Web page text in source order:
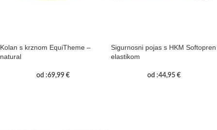
Kolan s krznom EquiTheme –
natural
od :69,99 €
Sigurnosni pojas s HKM Softopren
elastikom
od :44,95 €